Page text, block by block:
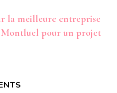
la meilleure entreprise
Montluel pour un projet